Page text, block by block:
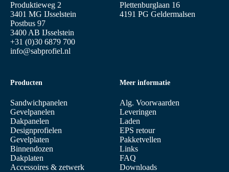
Produktieweg 2
3401 MG IJsselstein
Postbus 97
3400 AB IJsselstein
+31 (0)30 6879 700
info@sabprofiel.nl
Producten
Sandwichpanelen
Gevelpanelen
Dakpanelen
Designprofielen
Gevelplaten
Binnendozen
Dakplaten
Accessoires & zetwerk
Meer informatie
Alg. Voorwaarden
Leveringen
Laden
EPS retour
Pakketvellen
Links
FAQ
Downloads
Plettenburglaan 16
4191 PG Geldermalsen